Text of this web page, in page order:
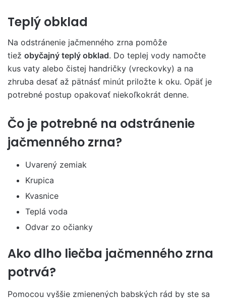
Teplý obklad
Na odstránenie jačmenného zrna pomôže
tiež obyčajný teplý obklad. Do teplej vody namočte
kus vaty alebo čistej handričky (vreckovky) a na
zhruba desať až pätnásť minút priložte k oku. Opäť je
potrebné postup opakovať niekoľkokrát denne.
Čo je potrebné na odstránenie
jačmenného zrna?
Uvarený zemiak
Krupica
Kvasnice
Teplá voda
Odvar zo očianky
Ako dlho liečba jačmenného zrna
potrvá?
Pomocou vyššie zmienených babských rád by ste sa